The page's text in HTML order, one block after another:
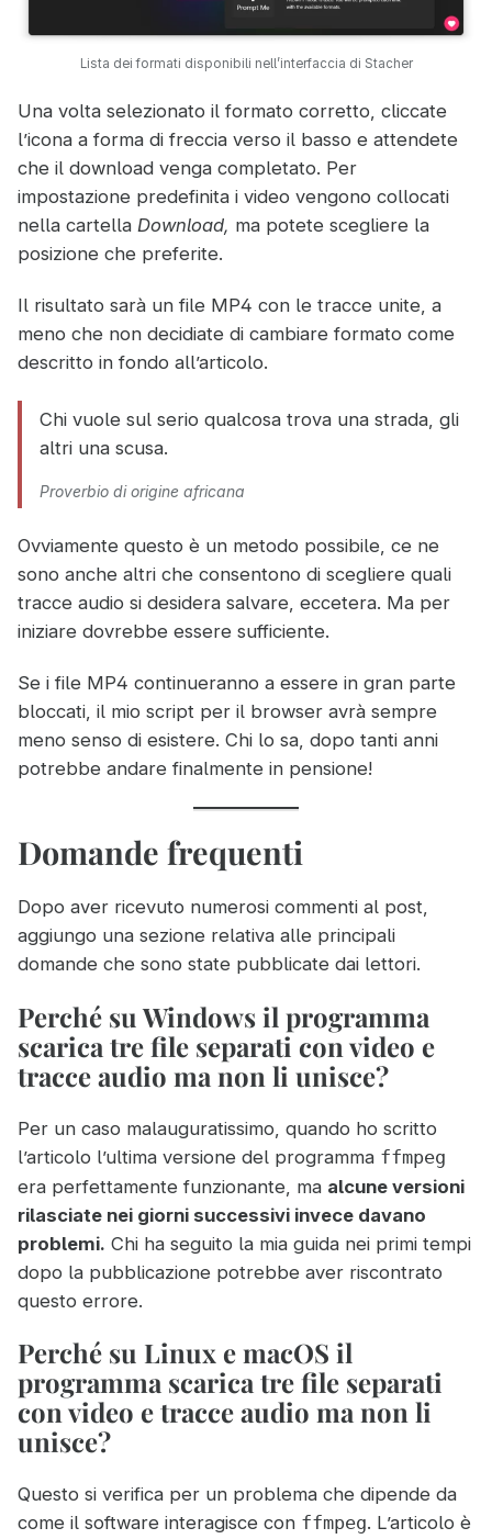
Lista dei formati disponibili nell’interfaccia di Stacher
Una volta selezionato il formato corretto, cliccate
l’icona a forma di freccia verso il basso e attendete
che il download venga completato. Per
impostazione predefinita i video vengono collocati
nella cartella Download, ma potete scegliere la
posizione che preferite.
Il risultato sarà un file MP4 con le tracce unite, a
meno che non decidiate di cambiare formato come
descritto in fondo all’articolo.
Chi vuole sul serio qualcosa trova una strada, gli
altri una scusa.
Proverbio di origine africana
Ovviamente questo è un metodo possibile, ce ne
sono anche altri che consentono di scegliere quali
tracce audio si desidera salvare, eccetera. Ma per
iniziare dovrebbe essere sufficiente.
Se i file MP4 continueranno a essere in gran parte
bloccati, il mio script per il browser avrà sempre
meno senso di esistere. Chi lo sa, dopo tanti anni
potrebbe andare finalmente in pensione!
Domande frequenti
Dopo aver ricevuto numerosi commenti al post,
aggiungo una sezione relativa alle principali
domande che sono state pubblicate dai lettori.
Perché su Windows il programma
scarica tre file separati con video e
tracce audio ma non li unisce?
Per un caso malauguratissimo, quando ho scritto
l’articolo l’ultima versione del programma ffmpeg
era perfettamente funzionante, ma alcune versioni
rilasciate nei giorni successivi invece davano
problemi. Chi ha seguito la mia guida nei primi tempi
dopo la pubblicazione potrebbe aver riscontrato
questo errore.
Perché su Linux e macOS il
programma scarica tre file separati
con video e tracce audio ma non li
unisce?
Questo si verifica per un problema che dipende da
come il software interagisce con ffmpeg. L’articolo è